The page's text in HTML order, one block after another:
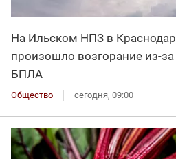
На Ильском НПЗ в
произошло возгорание из-
БПЛА
Общество сегодня, 09:00